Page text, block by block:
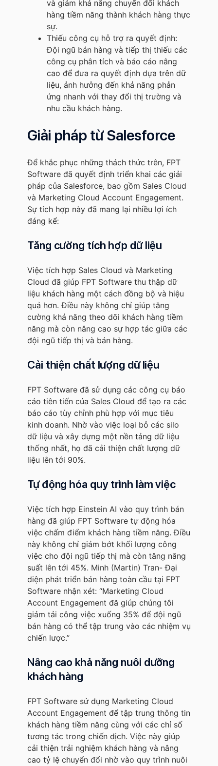
và giảm khả năng chuyển đổi khách
hàng tiềm năng thành khách hàng thực
sự.
Thiếu công cụ hỗ trợ ra quyết định:
Đội ngũ bán hàng và tiếp thị thiếu các
công cụ phân tích và báo cáo nâng
cao để đưa ra quyết định dựa trên dữ
liệu, ảnh hưởng đến khả năng phản
ứng nhanh với thay đổi thị trường và
nhu cầu khách hàng.
Giải pháp từ Salesforce
Để khắc phục những thách thức trên, FPT
Software đã quyết định triển khai các giải
pháp của Salesforce, bao gồm Sales Cloud
và Marketing Cloud Account Engagement.
Sự tích hợp này đã mang lại nhiều lợi ích
đáng kể:
Tăng cường tích hợp dữ liệu
Việc tích hợp Sales Cloud và Marketing
Cloud đã giúp FPT Software thu thập dữ
liệu khách hàng một cách đồng bộ và hiệu
quả hơn. Điều này không chỉ giúp tăng
cường khả năng theo dõi khách hàng tiềm
năng mà còn nâng cao sự hợp tác giữa các
đội ngũ tiếp thị và bán hàng.
Cải thiện chất lượng dữ liệu
FPT Software đã sử dụng các công cụ báo
cáo tiên tiến của Sales Cloud để tạo ra các
báo cáo tùy chỉnh phù hợp với mục tiêu
kinh doanh. Nhờ vào việc loại bỏ các silo
dữ liệu và xây dựng một nền tảng dữ liệu
thống nhất, họ đã cải thiện chất lượng dữ
liệu lên tới 90%.
Tự động hóa quy trình làm việc
Việc tích hợp Einstein AI vào quy trình bán
hàng đã giúp FPT Software tự động hóa
việc chấm điểm khách hàng tiềm năng. Điều
này không chỉ giảm bớt khối lượng công
việc cho đội ngũ tiếp thị mà còn tăng năng
suất lên tới 45%. Minh (Martin) Tran- Đại
diện phát triển bán hàng toàn cầu tại FPT
Software nhận xét: “Marketing Cloud
Account Engagement đã giúp chúng tôi
giảm tải công việc xuống 35% để đội ngũ
bán hàng có thể tập trung vào các nhiệm vụ
chiến lược.”
Nâng cao khả năng nuôi dưỡng
khách hàng
FPT Software sử dụng Marketing Cloud
Account Engagement để tập trung thông tin
khách hàng tiềm năng cùng với các chỉ số
tương tác trong chiến dịch. Việc này giúp
cải thiện trải nghiệm khách hàng và nâng
cao tỷ lệ chuyển đổi nhờ vào quy trình nuôi